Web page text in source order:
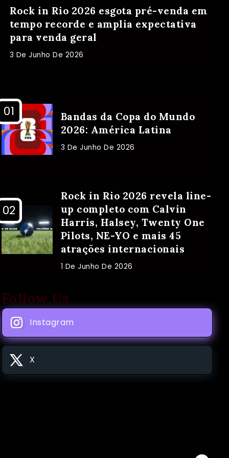
Rock in Rio 2026 esgota pré-venda em
tempo recorde e amplia expectativa
para venda geral
3 De Junho De 2026
Bandas da Copa do Mundo
2026: América Latina
3 De Junho De 2026
Rock in Rio 2026 revela line-
up completo com Calvin
Harris, Halsey, Twenty One
Pilots, NE-YO e mais 45
atrações internacionais
1 De Junho De 2026
Follow Us
Instagram
X